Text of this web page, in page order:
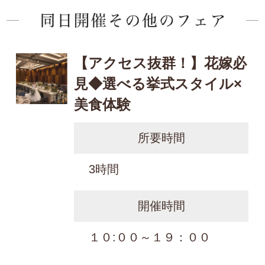
【アクセス抜群！】花嫁必
見◆選べる挙式スタイル×
美食体験
所要時間
3時間
開催時間
１０:００～１９：００